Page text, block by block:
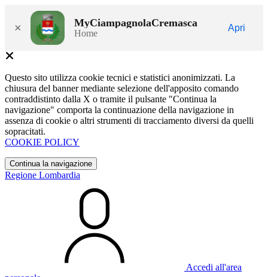
× MyCiampagnolaCremasca
Home
Apri
Questo sito utilizza cookie tecnici e statistici anonimizzati. La
chiusura del banner mediante selezione dell'apposito comando
contraddistinto dalla X o tramite il pulsante "Continua la
navigazione" comporta la continuazione della navigazione in
assenza di cookie o altri strumenti di tracciamento diversi da quelli
sopracitati.
COOKIE POLICY
Continua la navigazione
Regione Lombardia
Accedi all'area